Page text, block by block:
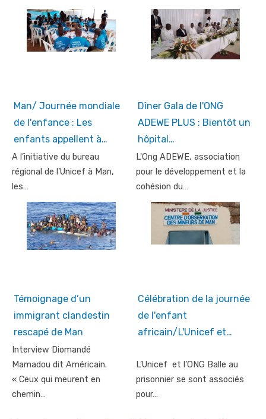
Man/ Journée mondiale
de l'enfance : Les
enfants appellent à…
A l’initiative du bureau
régional de l’Unicef à Man,
les…
Dîner Gala de l'ONG
ADEWE PLUS : Bientôt un
hôpital…
L'Ong ADEWE, association
pour le développement et la
cohésion du…
Témoignage d’un
immigrant clandestin
rescapé de Man
Interview Diomandé
Mamadou dit Américain.
« Ceux qui meurent en
chemin…
Célébration de la journée
de l'enfant
africain/L'Unicef et…
L’Unicef et l’ONG Balle au
prisonnier se sont associés
pour…